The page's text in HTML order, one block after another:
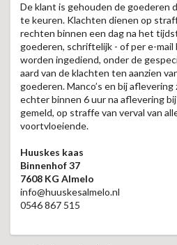
De klant is gehouden de goederen
te keuren. Klachten dienen op
rechten binnen een dag na het
goederen, schriftelijk - of per e-mail
worden ingediend, onder de
aard van de klachten ten aanzien
goederen. Manco’s en bij
echter binnen 6 uur na aflevering
gemeld, op straffe van verval van
voortvloeiende.
Huuskes kaas
Binnenhof 37
7608 KG Almelo
info@huuskesalmelo.nl
0546 867 515